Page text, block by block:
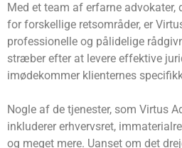
Med et team af erfarne advokater,
for forskellige retsområder, er
professionelle og pålidelige
stræber efter at levere effektive
imødekommer klienternes
Nogle af de tjenester, som Virtus
inkluderer erhvervsret,
og meget mere. Uanset om det